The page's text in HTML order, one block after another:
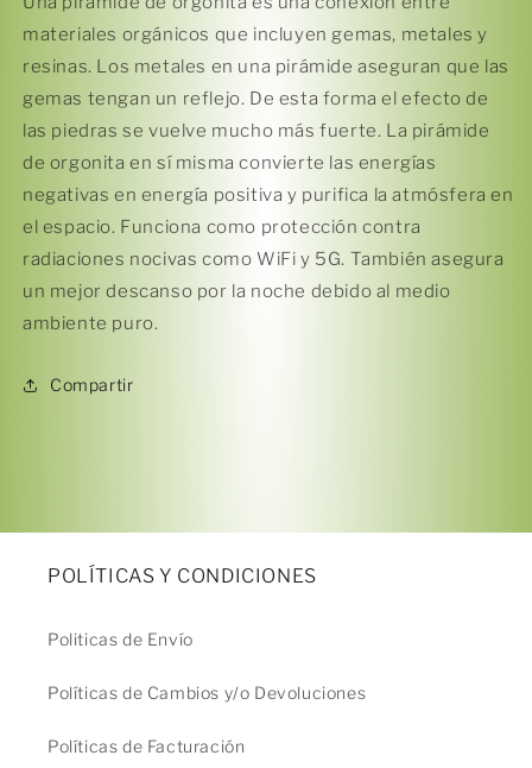
materiales orgánicos que incluyen gemas, metales y
resinas. Los metales en una pirámide aseguran que las
gemas tengan un reflejo. De esta forma el efecto de
las piedras se vuelve mucho más fuerte. La pirámide
de orgonita en sí misma convierte las energías
negativas en energía positiva y purifica la atmósfera en
el espacio. Funciona como protección contra
radiaciones nocivas como WiFi y 5G. También asegura
un mejor descanso por la noche debido al medio
ambiente puro.
Compartir
POLÍTICAS Y CONDICIONES
Politicas de Envío
Políticas de Cambios y/o Devoluciones
Políticas de Facturación
Compra ahora y paga a meses
sin tarjeta de crédito
1 Agrega tu producto al carrito y elige
pagar con Meses sin Tarjeta.
2 En tu cuenta de Mercado Pago,
3
débito u otros medios.